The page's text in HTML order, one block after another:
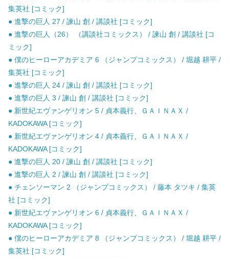
集英社 [コミック]
● 進撃の巨人 27 / 諫山 創 / 講談社 [コミック]
● 進撃の巨人（26） （講談社コミックス） / 諫山 創 / 講談社 [コ
ミック]
● 僕のヒーローアカデミア 6 （ジャンプコミックス） / 堀越 耕平 /
集英社 [コミック]
● 進撃の巨人 24 / 諫山 創 / 講談社 [コミック]
● 進撃の巨人 3 / 諫山 創 / 講談社 [コミック]
● 新世紀エヴァンゲリオン 5 / 貞本義行、ＧＡＩＮＡＸ /
KADOKAWA [コミック]
● 新世紀エヴァンゲリオン 4 / 貞本義行、ＧＡＩＮＡＸ /
KADOKAWA [コミック]
● 進撃の巨人 20 / 諫山 創 / 講談社 [コミック]
● 進撃の巨人 2 / 諫山 創 / 講談社 [コミック]
● チェンソーマン 2 （ジャンプコミックス） / 藤本 タツキ / 集英
社 [コミック]
● 新世紀エヴァンゲリオン 6 / 貞本義行、ＧＡＩＮＡＸ /
KADOKAWA [コミック]
● 僕のヒーローアカデミア 8 （ジャンプコミックス） / 堀越 耕平 /
集英社 [コミック]